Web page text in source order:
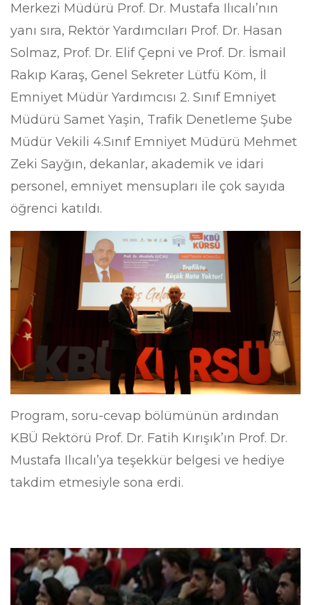
Merkezi Müdürü Prof. Dr. Mustafa Ilıcalı’nın
yanı sıra, Rektör Yardımcıları Prof. Dr. Hasan
Solmaz, Prof. Dr. Elif Çepni ve Prof. Dr. İsmail
Rakıp Karaş, Genel Sekreter Lütfü Köm, İl
Emniyet Müdür Yardımcısı 2. Sınıf Emniyet
Müdürü Samet Yaşin, Trafik Denetleme Şube
Müdür Vekili 4.Sınıf Emniyet Müdürü Mehmet
Zeki Sayğın, dekanlar, akademik ve idari
personel, emniyet mensupları ile çok sayıda
öğrenci katıldı.
Program, soru-cevap bölümünün ardından
KBÜ Rektörü Prof. Dr. Fatih Kırışık’ın Prof. Dr.
Mustafa Ilıcalı’ya teşekkür belgesi ve hediye
takdim etmesiyle sona erdi.